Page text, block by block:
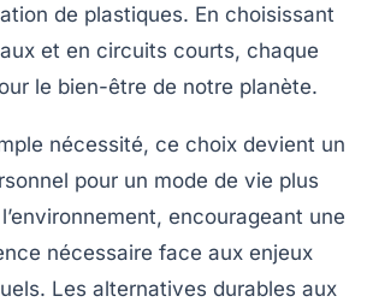
de plastiques. En choisissant
et en circuits courts, chaque
le bien-être de notre planète.
nécessité, ce choix devient un
pour un mode de vie plus
encourageant une
nécessaire face aux enjeux
Les alternatives durables aux